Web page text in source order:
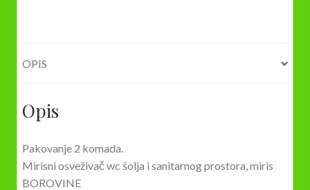
OPIS
Opis
Pakovanje 2 komada.
Mirisni osveživač wc šolja i sanitarnog prostora, miris
BOROVINE